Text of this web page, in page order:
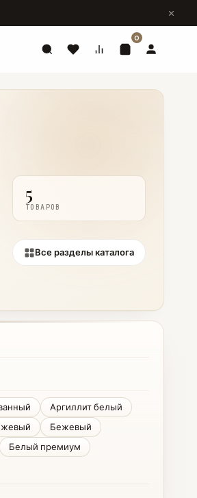
0
Все разделы каталога
5
ТОВАРОВ
Аргиллит белый
Бежевый
Белый премиум